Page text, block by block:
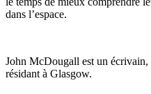
dans l’espace.
John McDougall est un écrivain,
résidant à Glasgow.